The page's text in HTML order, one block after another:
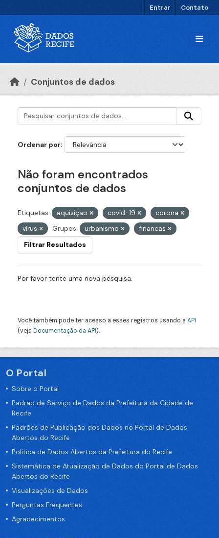
Entrar Contato
Conjuntos de dados
Ordenar por
Não foram encontrados
conjuntos de dados
Etiquetas: aquisição covid-19
corona
vírus
Grupos: urbanismo
financas
Filtrar Resultados
Por favor tente uma nova pesquisa.
Você também pode ter acesso a esses registros usando a API
(veja Documentação da API).
O Portal
Sobre o Portal
Padrão de Serviço de Dados da Prefeitura da Cidade de
Recife
Padrões de Publicação dos Dados no Portal de Dados
Abertos do Recife
Política de Dados Abertos da Prefeitura do Recife
Sistemática de Atualização de Dados do Portal de Dados
Abertos do Recife
Visualizações de Dados
Perguntas Frequentes
Agradecimentos